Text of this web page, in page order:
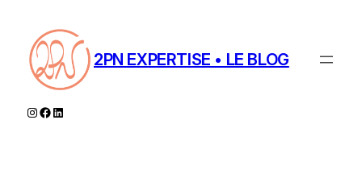
contenu
2PN EXPERTISE • LE BLOG
Instagram
Facebook
LinkedIn